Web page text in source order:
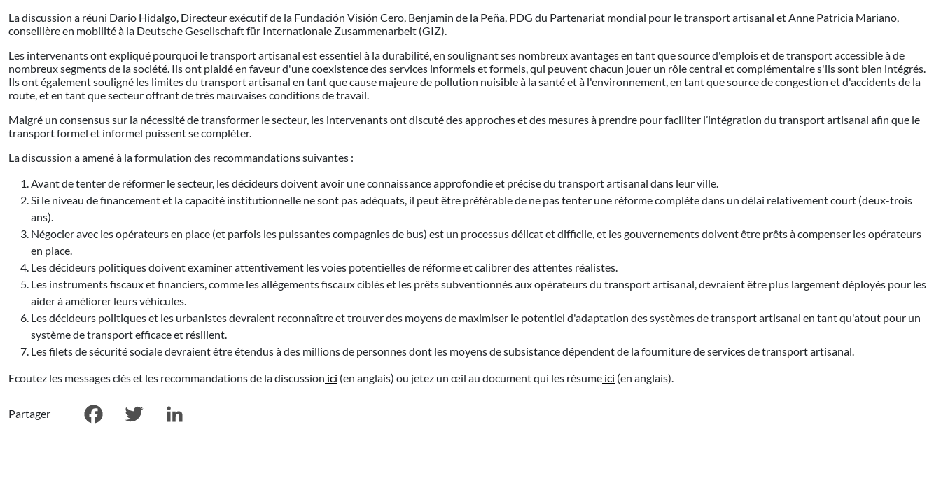
La discussion a réuni Dario Hidalgo, Directeur exécutif de la Fundación Visión Cero, Benjamin de la Peña, PDG du Partenariat mondial pour le transport artisanal et Anne Patricia Mariano,
conseillère en mobilité à la Deutsche Gesellschaft für Internationale Zusammenarbeit (GIZ).
Les intervenants ont expliqué pourquoi le transport artisanal est essentiel à la durabilité, en soulignant ses nombreux avantages en tant que source d'emplois et de transport accessible à de
nombreux segments de la société. Ils ont plaidé en faveur d'une coexistence des services informels et formels, qui peuvent chacun jouer un rôle central et complémentaire s'ils sont bien intégrés.
Ils ont également souligné les limites du transport artisanal en tant que cause majeure de pollution nuisible à la santé et à l'environnement, en tant que source de congestion et d'accidents de la
route, et en tant que secteur offrant de très mauvaises conditions de travail.
Malgré un consensus sur la nécessité de transformer le secteur, les intervenants ont discuté des approches et des mesures à prendre pour faciliter l’intégration du transport artisanal afin que le
transport formel et informel puissent se compléter.
La discussion a amené à la formulation des recommandations suivantes :
Avant de tenter de réformer le secteur, les décideurs doivent avoir une connaissance approfondie et précise du transport artisanal dans leur ville.
Si le niveau de financement et la capacité institutionnelle ne sont pas adéquats, il peut être préférable de ne pas tenter une réforme complète dans un délai relativement court (deux-trois
ans).
Négocier avec les opérateurs en place (et parfois les puissantes compagnies de bus) est un processus délicat et difficile, et les gouvernements doivent être prêts à compenser les opérateurs
en place.
Les décideurs politiques doivent examiner attentivement les voies potentielles de réforme et calibrer des attentes réalistes.
Les instruments fiscaux et financiers, comme les allègements fiscaux ciblés et les prêts subventionnés aux opérateurs du transport artisanal, devraient être plus largement déployés pour les
aider à améliorer leurs véhicules.
Les décideurs politiques et les urbanistes devraient reconnaître et trouver des moyens de maximiser le potentiel d'adaptation des systèmes de transport artisanal en tant qu'atout pour un
système de transport efficace et résilient.
Les filets de sécurité sociale devraient être étendus à des millions de personnes dont les moyens de subsistance dépendent de la fourniture de services de transport artisanal.
Ecoutez les messages clés et les recommandations de la discussion ici (en anglais) ou jetez un œil au document qui les résume ici (en anglais).
Partager